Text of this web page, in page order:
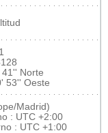
41'' Norte
53'' Oeste
Madrid)
: UTC +2:00
: UTC +1:00